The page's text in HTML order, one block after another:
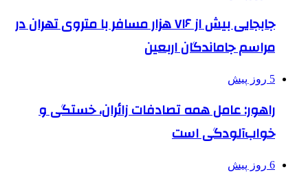
جابجایی بیش از ۷۱۶ هزار مسافر با متروی تهران در
مراسم جاماندگان اربعین
5 روز پیش
راهور: عامل همه تصادفات زائران، خستگی و
خواب‌آلودگی است
6 روز پیش